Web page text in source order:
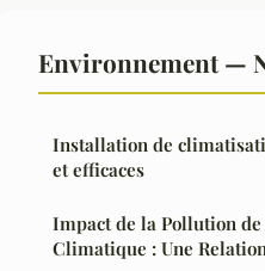
Environnement —
Installation de
et efficaces
Impact de la Pollution
Climatique : Une